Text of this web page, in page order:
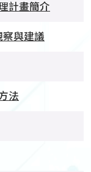
計畫簡介
察與建議
法